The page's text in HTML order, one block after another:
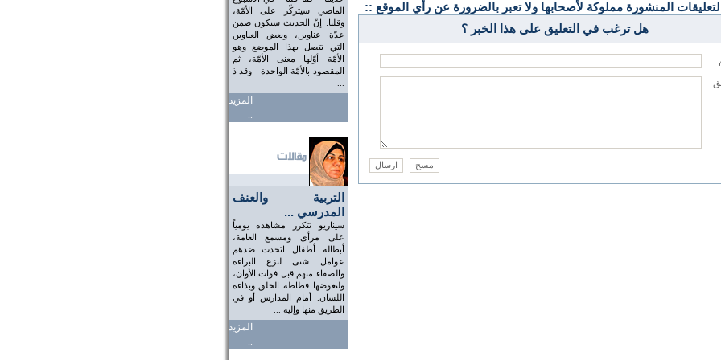
الماضي سيتركّز على الأمّة،
وقلنا: إنّ الحديث سيكون ضمن
عدّة عناوين، وبعض العناوين
التي تتصل بهذا الموضع وهو
الأمّة أوّلها معنى الأمّة، ثم
المقصود بالأمّة الواحدة - وقد ذ
المزيد
..
التربية والعنف
المدرسي ...
سيناريو تتكرر مشاهده يومياً
على مرأى ومسمع العامة،
أبطاله أطفال اتحدت ضدهم
عوامل شتى لنزع البراءة
والصفاء منهم قبل فوات الأوان،
ولتعوضها فظاظة الخلق وبذاءة
اللسان. أمام المدارس أو في
الطريق منها وإليه ...
المزيد
..
المنشورة مملوكة لأصحابها ولا تعبر بالضرورة عن رأي الموقع ::
هل ترغب في التعليق على هذا الخبر ؟